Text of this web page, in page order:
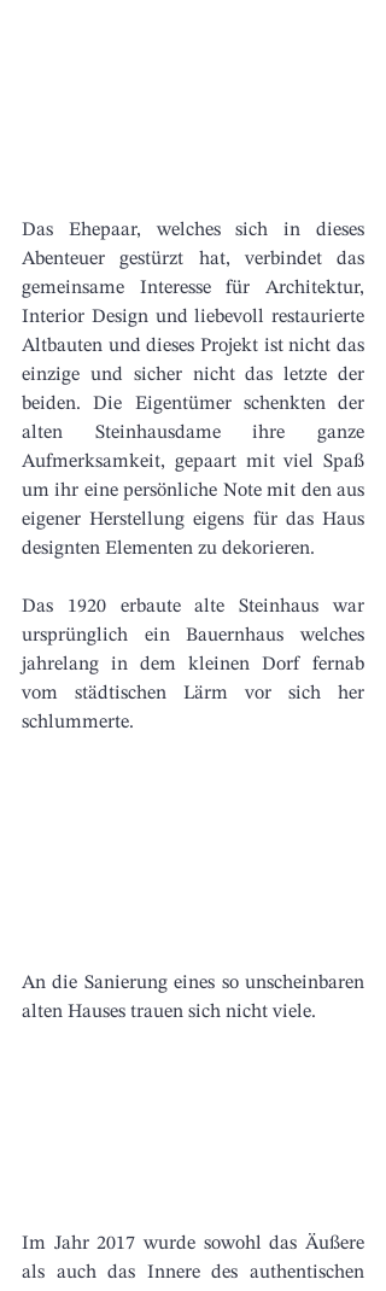
Das Ehepaar, welches sich in dieses
Abenteuer gestürzt hat, verbindet das
gemeinsame Interesse für Architektur,
Interior Design und liebevoll restaurierte
Altbauten und dieses Projekt ist nicht das
einzige und sicher nicht das letzte der
beiden. Die Eigentümer schenkten der
alten Steinhausdame ihre ganze
Aufmerksamkeit, gepaart mit viel Spaß
um ihr eine persönliche Note mit den aus
eigener Herstellung eigens für das Haus
designten Elementen zu dekorieren.
Das 1920 erbaute alte Steinhaus war
ursprünglich ein Bauernhaus welches
jahrelang in dem kleinen Dorf fernab
vom städtischen Lärm vor sich her
schlummerte.
An die Sanierung eines so unscheinbaren
alten Hauses trauen sich nicht viele.
Im Jahr 2017 wurde sowohl das Äußere
als auch das Innere des authentischen